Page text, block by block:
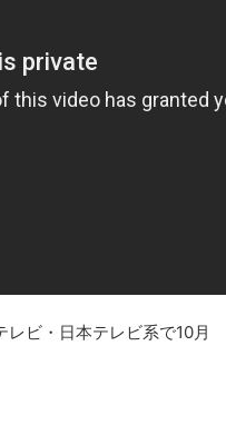
ビ・日本テレビ系で10月